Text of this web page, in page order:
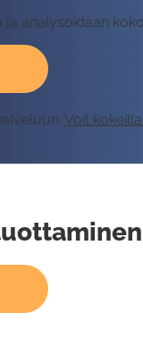
ja analysoidaan
Voit